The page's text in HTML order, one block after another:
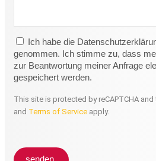
Ich habe die
genommen. Ich stimme zu, dass
zur Beantwortung meiner Anfrage
gespeichert werden.
This site is protected by reCAPTCHA
and Terms of Service apply.
senden